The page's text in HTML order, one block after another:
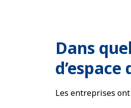
Dans
Les entreprises